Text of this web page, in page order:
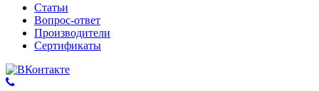
Статьи
Вопрос-ответ
Производители
Сертификаты